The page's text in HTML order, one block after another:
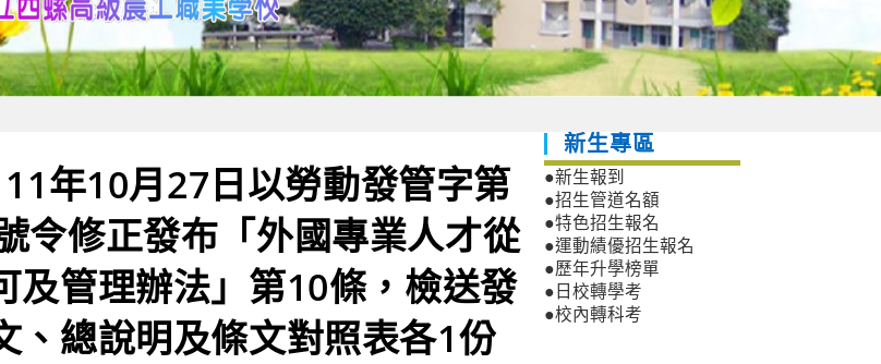
年10月27日以勞動發管字第
令修正發布「外國專業人才從
及管理辦法」第10條，檢送發
、總說明及條文對照表各1份
新生專區
●新生報到
●招生管道名額
●特色招生報名
●運動績優招生報名
●歷年升學榜單
●日校轉學考
●校內轉科考